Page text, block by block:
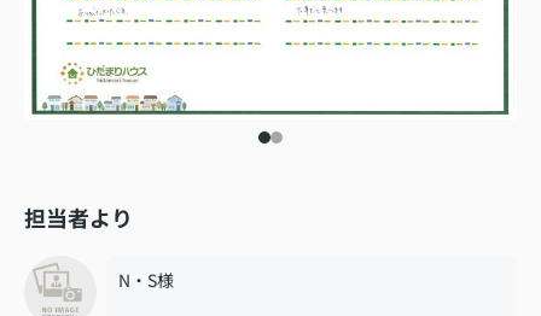
担当者より
N・S様